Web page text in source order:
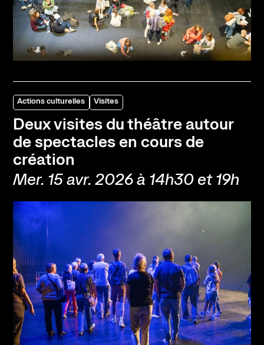
Actions culturelles Visites
Deux visites du théâtre autour
de spectacles en cours de
création
Mer. 15 avr. 2026 à 14h30 et 19h